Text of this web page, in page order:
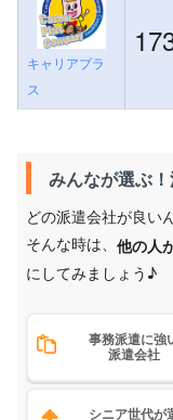
キャリアプラ
ス
みんなが選ぶ
どの派遣会社が良い
そんな時は、 他の人
にしてみましょう♪
事務派遣に強
派遣会社
シニア世代が